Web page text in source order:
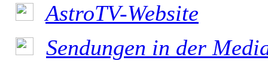
AstroTV-Website
Sendungen in der